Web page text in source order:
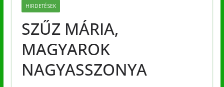
HIRDETÉSEK
SZŰZ MÁRIA,
MAGYAROK
NAGYASSZONYA